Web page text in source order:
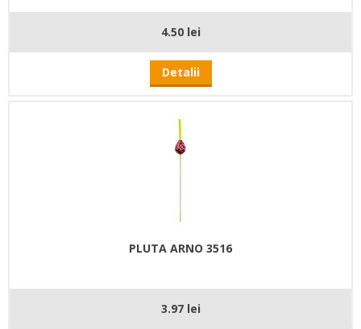
4.50 lei
Detalii
PLUTA ARNO 3516
3.97 lei